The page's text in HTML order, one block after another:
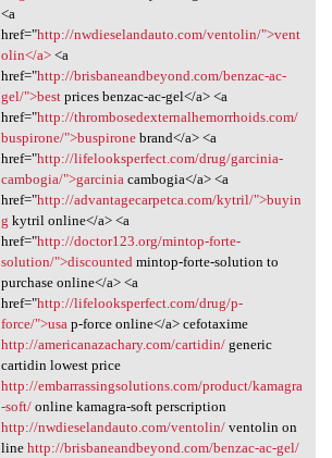
<a
href="http://nwdieselandauto.com/ventolin/">vent
olin</a><a
href="http://brisbaneandbeyond.com/benzac-ac-
gel/">bestprices benzac-ac-gel</a> <a
href="http://thrombosedexternalhemorrhoids.com/
buspirone/">buspironebrand</a> <a
href="http://lifelooksperfect.com/drug/garcinia-
cambogia/">garcinia cambogia</a> <a
href="http://advantagecarpetca.com/kytril/">buyin
g kytril online</a> <a
href="http://doctor123.org/mintop-forte-
solution/">discounted mintop-forte-solution to
purchase online</a> <a
href="http://lifelooksperfect.com/drug/p-
force/">usa p-force online</a> cefotaxime
http://americanazachary.com/cartidin/generic
cartidin lowest price
http://embarrassingsolutions.com/product/kamagra
-soft/online kamagra-soft perscription
http://nwdieselandauto.com/ventolin/ventolin on
line http://brisbaneandbeyond.com/benzac-ac-gel/